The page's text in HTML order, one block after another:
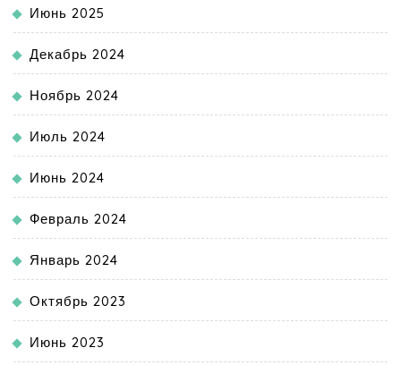
Июнь 2025
Декабрь 2024
Ноябрь 2024
Июль 2024
Июнь 2024
Февраль 2024
Январь 2024
Октябрь 2023
Июнь 2023